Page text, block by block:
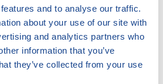
and to analyse our traffic.
about your use of our site with
and analytics partners who
information that you’ve
they’ve collected from your use
doučovat? –
pro všechny